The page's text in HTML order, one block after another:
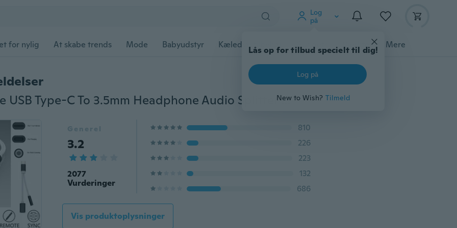
Log
på
Lås op for tilbud specielt til dig!
Log på
New to Wish? Tilmeld
for nylig At skabe trends Mode Babyudstyr Kæledyrstilbehør Gadgets Værktøj Mere
1 PC Portable USB Type-C To 3.5mm Headphone Audio Splitter Converter Adapter
Generel
3.2
2077
Vurderinger
810
226
223
132
686
Vis produktoplysninger